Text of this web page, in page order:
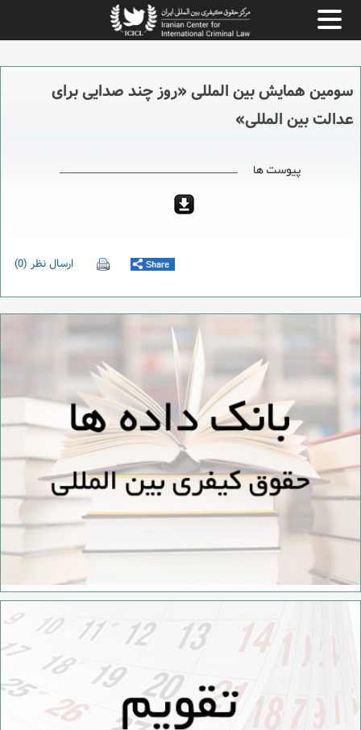
سومین همایش بین المللی «روز چند صدایی برای
عدالت بین المللی»
ارسال نظر (0)